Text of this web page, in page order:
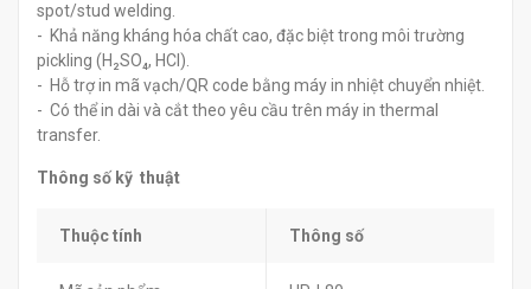
spot/stud welding.
- Khả năng kháng hóa chất cao, đặc biệt trong môi trường
pickling (H₂SO₄, HCl).
- Hỗ trợ in mã vạch/QR code bằng máy in nhiệt chuyển nhiệt.
- Có thể in dài và cắt theo yêu cầu trên máy in thermal
transfer.
Thông số kỹ thuật
Thuộc tính Thông số